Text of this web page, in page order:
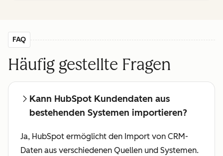
FAQ
Häufig gestellte Fragen
Kann HubSpot Kundendaten aus
bestehenden Systemen importieren?
Ja, HubSpot ermöglicht den Import von CRM-
Daten aus verschiedenen Quellen und Systemen.